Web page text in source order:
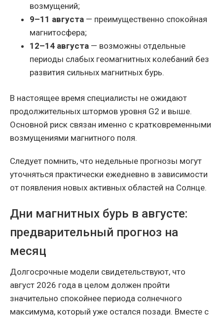
возмущений;
9–11 августа — преимущественно спокойная
магнитосфера;
12–14 августа — возможны отдельные
периоды слабых геомагнитных колебаний без
развития сильных магнитных бурь.
В настоящее время специалисты не ожидают
продолжительных штормов уровня G2 и выше.
Основной риск связан именно с кратковременными
возмущениями магнитного поля.
Следует помнить, что недельные прогнозы могут
уточняться практически ежедневно в зависимости
от появления новых активных областей на Солнце.
Дни магнитных бурь в августе:
предварительный прогноз на
месяц
Долгосрочные модели свидетельствуют, что
август 2026 года в целом должен пройти
значительно спокойнее периода солнечного
максимума, который уже остался позади. Вместе с